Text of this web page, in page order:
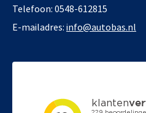
Telefoon: 0548-612815
E-mailadres: info@autobas.nl